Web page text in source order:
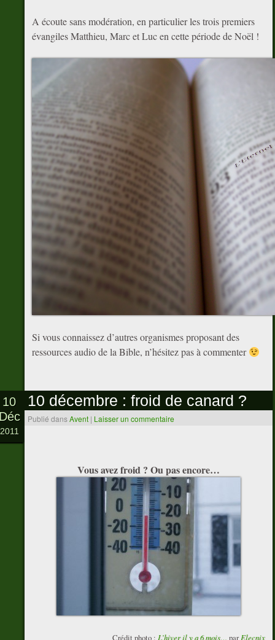
A écoute sans modération, en particulier les trois premiers
évangiles Matthieu, Marc et Luc en cette période de Noël !
Si vous connaissez d’autres organismes proposant des
ressources audio de la Bible, n’hésitez pas à commenter
10 décembre : froid de canard ?
Publié dansAvent | Laisser un commentaire
10
2011
Vous avez froid ? Ou pas encore…
Crédit photo :L’hiver il y a 6 mois… parElecnix